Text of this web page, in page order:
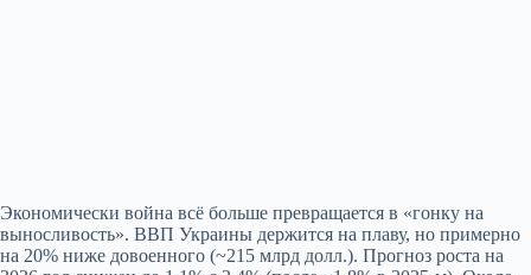
Экономически война всё больше превращается в «гонку на
выносливость». ВВП Украины держится на плаву, но примерно
на 20% ниже довоенного (~215 млрд долл.). Прогноз роста на